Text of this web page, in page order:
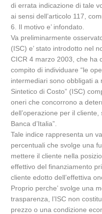
di errata indicazione di tale
ai sensi dell’articolo 117,
6. Il motivo e’ infondato.
Va preliminarmente
(ISC) e’ stato introdotto nel
CICR 4 marzo 2003, che ha
compito di individuare “le
intermediari sono obbligati a
Sintetico di Costo” (ISC)
oneri che concorrono a
dell’operazione per il
Banca d’Italia”.
Tale indice rappresenta un
percentuali che svolge una
mettere il cliente nella
effettivo del finanziamento
cliente edotto dell’effettiva
Proprio perche’ svolge una
trasparenza, l’ISC non
prezzo o una condizione